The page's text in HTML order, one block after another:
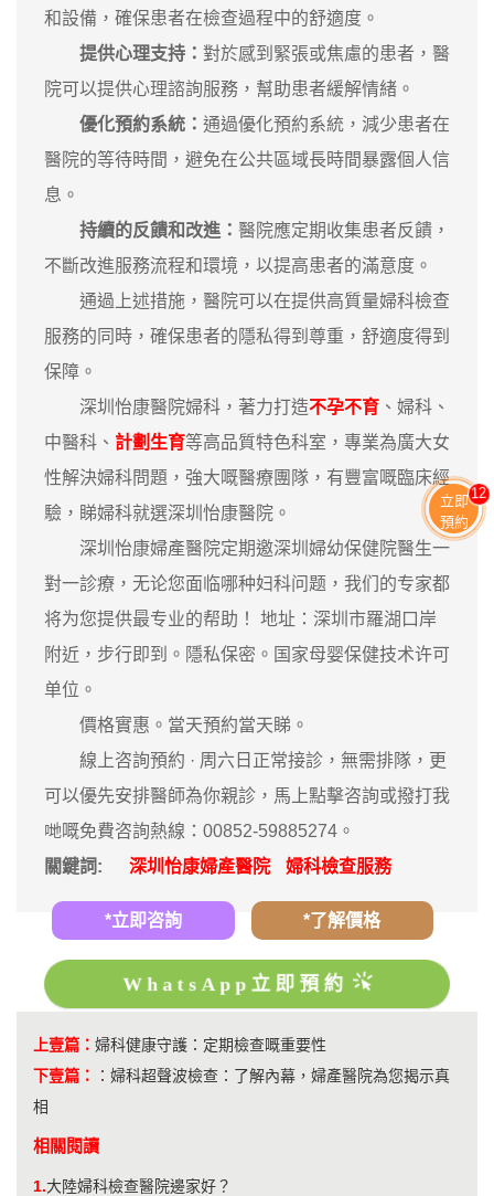
和設備，確保患者在檢查過程中的舒適度。
提供心理支持： 對於感到緊張或焦慮的患者，醫
院可以提供心理諮詢服務，幫助患者緩解情緒。
優化預約系統： 通過優化預約系統，減少患者在
醫院的等待時間，避免在公共區域長時間暴露個人信
息。
持續的反饋和改進： 醫院應定期收集患者反饋，
不斷改進服務流程和環境，以提高患者的滿意度。
通過上述措施，醫院可以在提供高質量婦科檢查
服務的同時，確保患者的隱私得到尊重，舒適度得到
保障。
深圳怡康醫院婦科，著力打造不孕不育 、婦科、
中醫科、 計劃生育等高品質特色科室，專業為廣大女
性解決婦科問題，強大嘅醫療團隊，有豐富嘅臨床經
驗，睇婦科就選深圳怡康醫院。
深圳怡康婦產醫院定期邀深圳婦幼保健院醫生一
對一診療，无论您面临哪种妇科问题，我们的专家都
将为您提供最专业的帮助！ 地址：深圳市羅湖口岸
附近，步行即到。隱私保密。国家母婴保健技术许可
单位。
價格實惠。當天預約當天睇。
‎線上咨詢預約 · ‎周六日正常接診，無需排隊，更
可以優先安排醫師為你親診，馬上點擊咨詢或撥打我
哋嘅免費咨詢熱線：00852-59885274。
關鍵詞:
深圳怡康婦產醫院 婦科檢查服務
*立即咨詢 *了解價格
WhatsApp立即預約
上壹篇： 婦科健康守護：定期檢查嘅重要性
下壹篇：
： 婦科超聲波檢查：了解內幕，婦產醫院為您揭示真
相
相關閱讀
1.大陸婦科檢查醫院邊家好？
立即
預約
12